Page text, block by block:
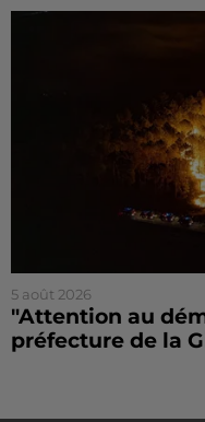
5 août 2026
"Attention au
préfecture de la